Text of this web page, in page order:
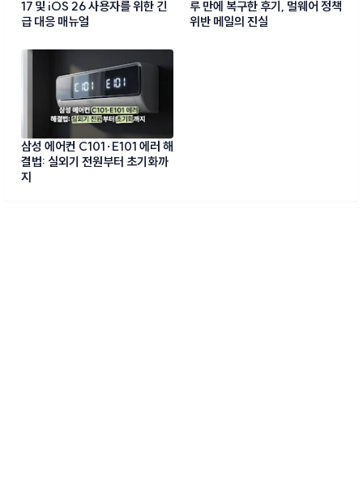
17 및 iOS 26 사용자를 위한 긴
급 대응 매뉴얼
루 만에 복구한 후기, 멀웨어 정책
위반 메일의 진실
삼성 에어컨 C101·E101 에러 해
결법: 실외기 전원부터 초기화까
지